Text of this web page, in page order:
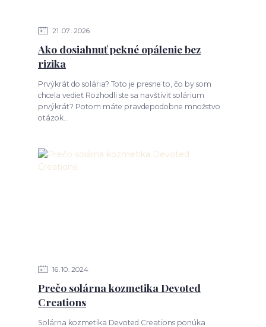
21 07 2026
Ako dosiahnuť pekné opálenie bez
rizika
Prvýkrát do solária? Toto je presne to, čo by som
chcela vedieť Rozhodli ste sa navštíviť solárium
prvýkrát? Potom máte pravdepodobne množstvo
otázok...
16 10 2024
Prečo solárna kozmetika Devoted
Creations
Solárna kozmetika Devoted Creations ponúka